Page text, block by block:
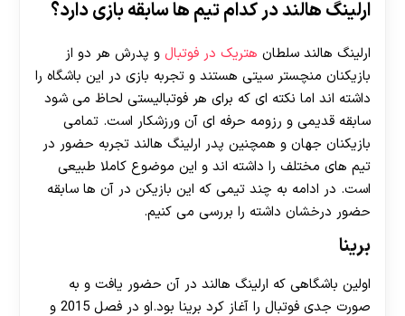
ارلینگ هالند در کدام تیم ها سابقه بازی دارد؟
ارلینگ هالند سلطان هتریک در فوتبال و پدرش هر دو از
بازیکنان منچستر سیتی هستند و تجربه بازی در این باشگاه را
داشته اند اما نکته ای که برای هر فوتبالیستی لحاظ می شود
سابقه قدیمی و رزومه حرفه ای آن ورزشکار است. تمامی
بازیکنان جهان و همچنین پدر ارلینگ هالند تجربه حضور در
تیم های مختلف را داشته اند و این موضوع کاملا طبیعی
است. در ادامه به چند تیمی که این بازیکن در آن ها سابقه
حضور درخشان داشته را بررسی می کنیم.
برینا
اولین باشگاهی که ارلینگ هالند در آن حضور یافت و به
صورت جدی فوتبال را آغاز کرد برینا بود.او در فصل 2015 و